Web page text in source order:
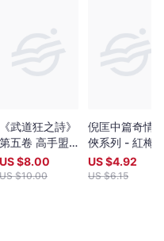
《武道狂之詩》
第五卷 高手盟
約
US $8.00
US $10.00
倪匡中篇奇情
俠系列 - 紅梅
劍
US $4.92
US $6.15